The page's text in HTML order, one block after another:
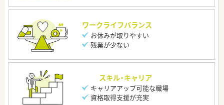
ワークライフバランス
お休みが取りやすい
残業が少ない
スキル・キャリア
キャリアアップ可能な職場
資格取得支援が充実